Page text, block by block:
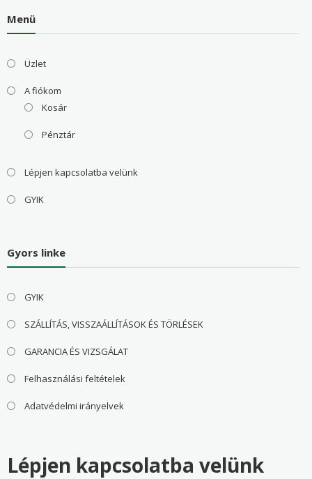
Menü
Üzlet
A fiókom
Kosár
Pénztár
Lépjen kapcsolatba velünk
GYIK
Gyors linke
GYIK
SZÁLLÍTÁS, VISSZAÁLLÍTÁSOK ÉS TÖRLÉSEK
GARANCIA ÉS VIZSGÁLAT
Felhasználási feltételek
Adatvédelmi irányelvek
Lépjen kapcsolatba velünk